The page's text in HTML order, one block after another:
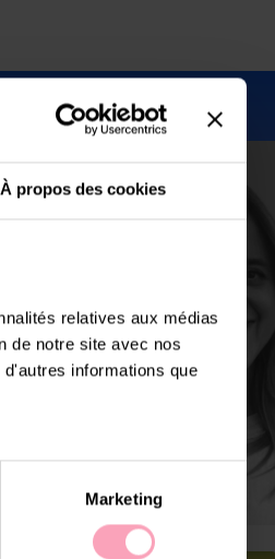
À propos des cookies
relatives aux médias
de notre site avec nos
informations que
Marketing